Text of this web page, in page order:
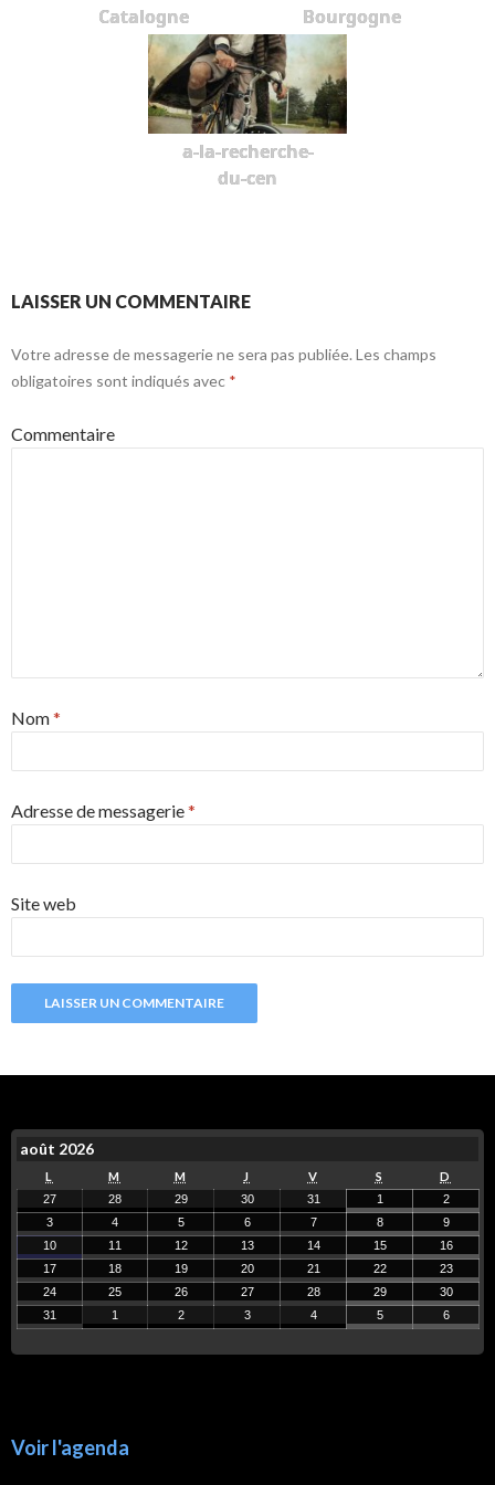
Catalogne Bourgogne
a-la-recherche-
du-cen
LAISSER UN COMMENTAIRE
Votre adresse de messagerie ne sera pas publiée. Les champs
obligatoires sont indiqués avec *
Commentaire
Nom*
Adresse de messagerie*
Site web
août 2026
L M M J V S D
27 28 29 30 31 1
2
3
4 5 6 7 8
9
10
11 12 13 14 15
16
17
18 19 20 21 22
23
24
25 26 27 28 29
30
31
1 2 3 4 5 6
Voir l'agenda